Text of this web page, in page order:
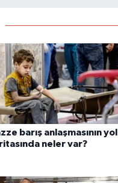
barış anlaşmasının yol
neler var?